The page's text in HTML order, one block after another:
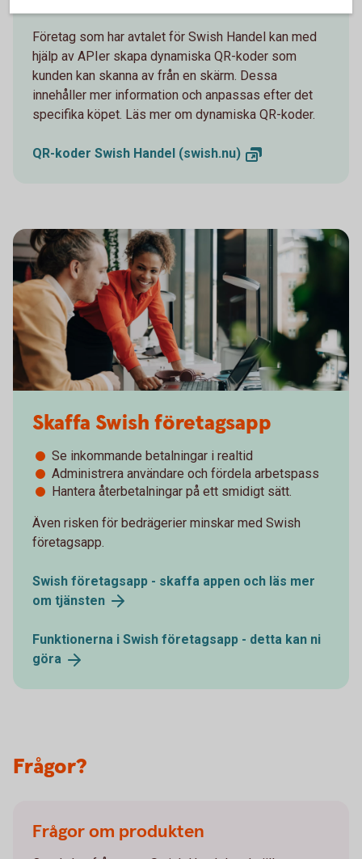
Företag som har avtalet för Swish Handel kan med
hjälp av APIer skapa dynamiska QR-koder som
kunden kan skanna av från en skärm. Dessa
innehåller mer information och anpassas efter det
specifika köpet. Läs mer om dynamiska QR-koder.
QR-koder Swish Handel (swish.nu)
Skaffa Swish företagsapp
Se inkommande betalningar i realtid
Administrera användare och fördela arbetspass
Hantera återbetalningar på ett smidigt sätt.
Även risken för bedrägerier minskar med Swish
företagsapp.
Swish företagsapp - skaffa appen och läs mer
om tjänsten
Funktionerna i Swish företagsapp - detta kan ni
göra
Frågor?
Frågor om produkten